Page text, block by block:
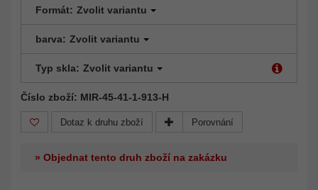
Formát: Zvolit variantu
barva: Zvolit variantu
Typ skla: Zvolit variantu
Číslo zboží: MIR-45-41-1-913-H
Dotaz k druhu zboží Porovnání
» Objednat tento druh zboží na zakázku